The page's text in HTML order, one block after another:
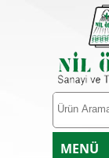
MENÜ